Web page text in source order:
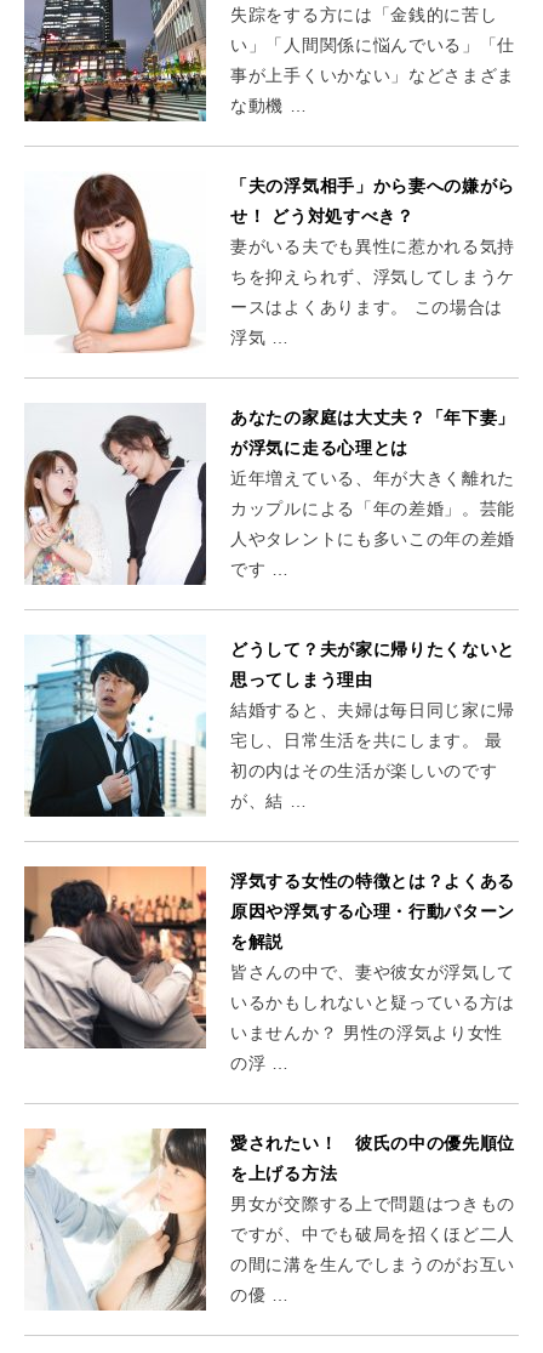
失踪をする方には「金銭的に苦し
い」「人間関係に悩んでいる」「仕
事が上手くいかない」などさまざま
な動機 …
「夫の浮気相手」から妻への嫌がら
せ！ どう対処すべき？
妻がいる夫でも異性に惹かれる気持
ちを抑えられず、浮気してしまうケ
ースはよくあります。 この場合は
浮気 …
あなたの家庭は大丈夫？「年下妻」
が浮気に走る心理とは
近年増えている、年が大きく離れた
カップルによる「年の差婚」。芸能
人やタレントにも多いこの年の差婚
です …
どうして？夫が家に帰りたくないと
思ってしまう理由
結婚すると、夫婦は毎日同じ家に帰
宅し、日常生活を共にします。 最
初の内はその生活が楽しいのです
が、結 …
浮気する女性の特徴とは？よくある
原因や浮気する心理・行動パターン
を解説
皆さんの中で、妻や彼女が浮気して
いるかもしれないと疑っている方は
いませんか？ 男性の浮気より女性
の浮 …
愛されたい！ 彼氏の中の優先順位
を上げる方法
男女が交際する上で問題はつきもの
ですが、中でも破局を招くほど二人
の間に溝を生んでしまうのがお互い
の優 …